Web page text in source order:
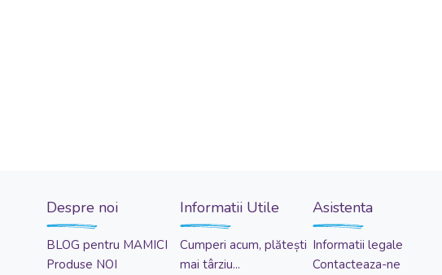
Despre noi
BLOG pentru MAMICI
Produse NOI
Informatii Utile
Cumperi acum, plătești
mai târziu...
Asistenta
Informatii legale
Contacteaza-ne